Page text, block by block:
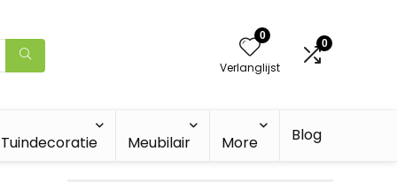
0
Verlanglijst
0
Tuindecoratie Meubilair More Blog